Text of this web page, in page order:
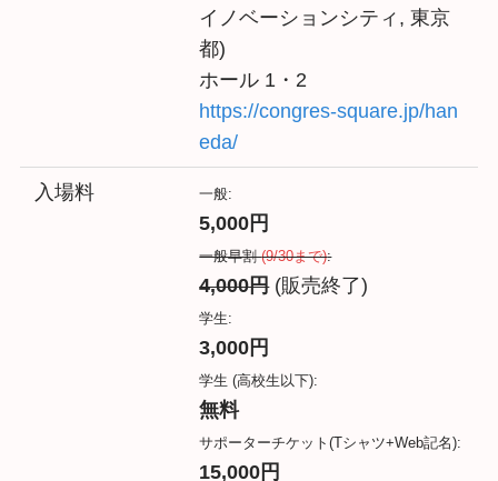
イノベーションシティ, 東京
都)
ホール 1・2
https://congres-square.jp/han
eda/
入場料 一般:
5,000円
一般早割(9/30まで):
4,000円(販売終了)
学生:
3,000円
学生 (高校生以下):
無料
サポーターチケット(Tシャツ+Web記名):
15,000円